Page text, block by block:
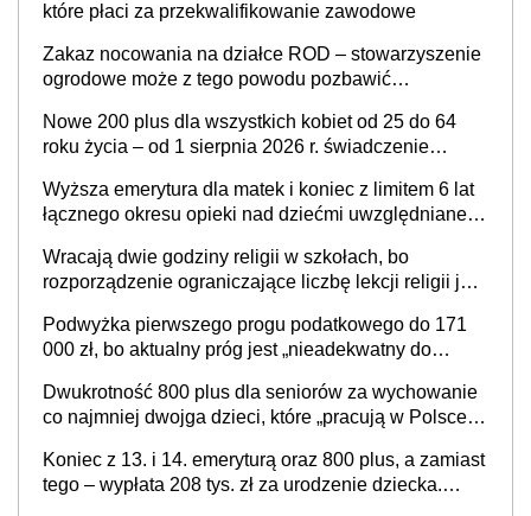
które płaci za przekwalifikowanie zawodowe
Zakaz nocowania na działce ROD – stowarzyszenie
ogrodowe może z tego powodu pozbawić
dzierżawę)?
Nowe 200 plus dla wszystkich kobiet od 25 do 64
roku życia – od 1 sierpnia 2026 r. świadczenie
Wyższa emerytura dla matek i koniec z limitem 6 lat
łącznego okresu opieki nad dziećmi uwzględnianego
już w Ministerstwie Rodziny, Pracy i Polityki
Społecznej
Wracają dwie godziny religii w szkołach, bo
rozporządzenie ograniczające liczbę lekcji religii jest
premiera
Podwyżka pierwszego progu podatkowego do 171
000 zł, bo aktualny próg jest „nieadekwatny do
Dwukrotność 800 plus dla seniorów za wychowanie
co najmniej dwojga dzieci, które „pracują w Polsce i
podatków? Zapadła decyzja Sejmu
Koniec z 13. i 14. emeryturą oraz 800 plus, a zamiast
tego – wypłata 208 tys. zł za urodzenie dziecka.